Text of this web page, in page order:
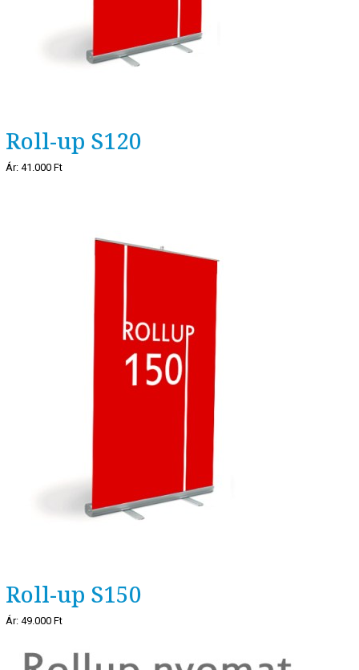
Roll-up S120
Ár: 41.000 Ft
Roll-up S150
Ár: 49.000 Ft